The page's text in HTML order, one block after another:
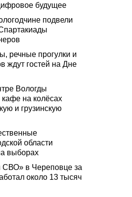
будущее
подвели
речные прогулки и
ждут гостей на Дне
Вологды
кафе на колёсах
и грузинскую
области
выборах
в Череповце за
около 13 тысяч